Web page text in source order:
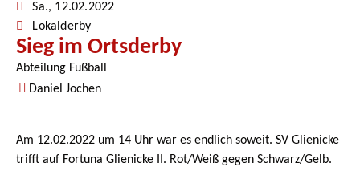
Sa., 12.02.2022
Lokalderby
Sieg im Ortsderby
Abteilung Fußball
Daniel Jochen
Am 12.02.2022 um 14 Uhr war es endlich soweit. SV Glienicke
trifft auf Fortuna Glienicke II. Rot/Weiß gegen Schwarz/Gelb.